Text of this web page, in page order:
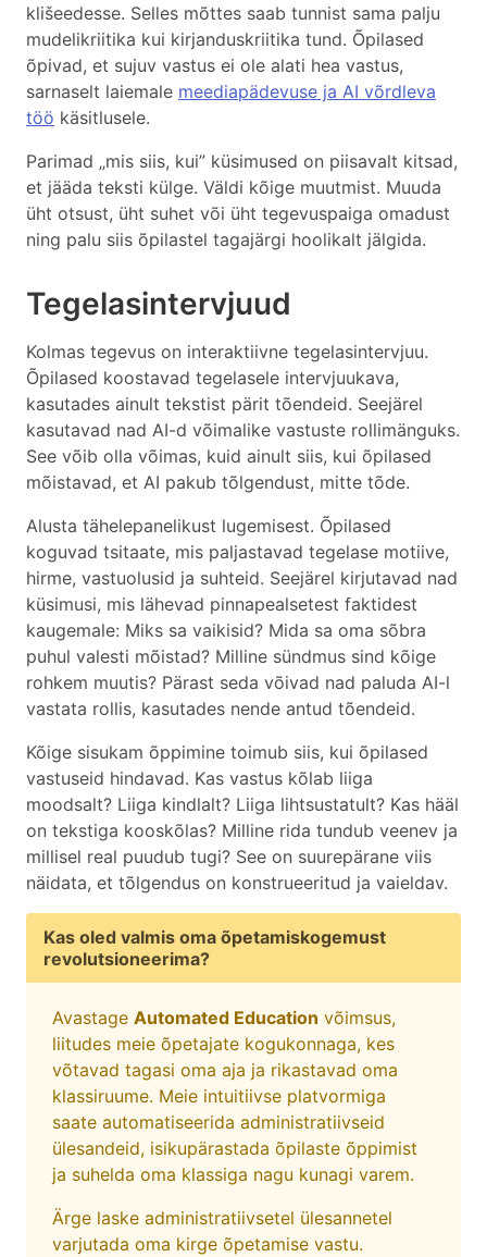
klišeedesse. Selles mõttes saab tunnist sama palju
mudelikriitika kui kirjanduskriitika tund. Õpilased
õpivad, et sujuv vastus ei ole alati hea vastus,
sarnaselt laiemale meediapädevuse ja AI võrdleva
töö käsitlusele.
Parimad „mis siis, kui” küsimused on piisavalt kitsad,
et jääda teksti külge. Väldi kõige muutmist. Muuda
üht otsust, üht suhet või üht tegevuspaiga omadust
ning palu siis õpilastel tagajärgi hoolikalt jälgida.
Tegelasintervjuud
Kolmas tegevus on interaktiivne tegelasintervjuu.
Õpilased koostavad tegelasele intervjuukava,
kasutades ainult tekstist pärit tõendeid. Seejärel
kasutavad nad AI-d võimalike vastuste rollimänguks.
See võib olla võimas, kuid ainult siis, kui õpilased
mõistavad, et AI pakub tõlgendust, mitte tõde.
Alusta tähelepanelikust lugemisest. Õpilased
koguvad tsitaate, mis paljastavad tegelase motiive,
hirme, vastuolusid ja suhteid. Seejärel kirjutavad nad
küsimusi, mis lähevad pinnapealsetest faktidest
kaugemale: Miks sa vaikisid? Mida sa oma sõbra
puhul valesti mõistad? Milline sündmus sind kõige
rohkem muutis? Pärast seda võivad nad paluda AI-l
vastata rollis, kasutades nende antud tõendeid.
Kõige sisukam õppimine toimub siis, kui õpilased
vastuseid hindavad. Kas vastus kõlab liiga
moodsalt? Liiga kindlalt? Liiga lihtsustatult? Kas hääl
on tekstiga kooskõlas? Milline rida tundub veenev ja
millisel real puudub tugi? See on suurepärane viis
näidata, et tõlgendus on konstrueeritud ja vaieldav.
Kas oled valmis oma õpetamiskogemust
revolutsioneerima?
Avastage Automated Education võimsus,
liitudes meie õpetajate kogukonnaga, kes
võtavad tagasi oma aja ja rikastavad oma
klassiruume. Meie intuitiivse platvormiga
saate automatiseerida administratiivseid
ülesandeid, isikupärastada õpilaste õppimist
ja suhelda oma klassiga nagu kunagi varem.
Ärge laske administratiivsetel ülesannetel
varjutada oma kirge õpetamise vastu.